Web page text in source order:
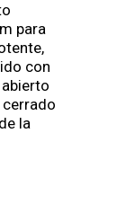
para
con
cerrado
la